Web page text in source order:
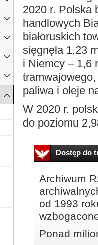
2020 r. Polska
handlowych
białoruskich
sięgnęła 1,23
i Niemcy – 1,6
paliwa i oleje
W 2020 r.
do poziomu
Dostęp do
Archiwum
od 1993
Ponad